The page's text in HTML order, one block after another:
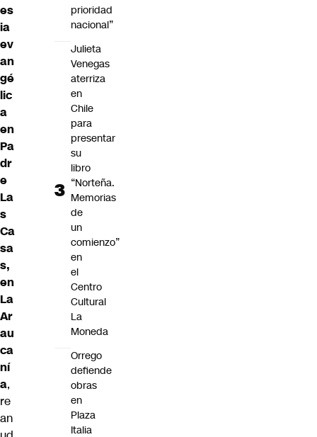
es
ia
ev
an
gé
lic
a
en
Pa
dr
e
La
s
Ca
sa
s,
en
La
Ar
au
ca
ní
a,
re
an
prioridad
nacional”
Julieta
Venegas
aterriza
en
Chile
para
presentar
su
libro
“Norteña.
Memorias
de
un
comienzo”
en
el
Centro
Cultural
La
Moneda
Orrego
defiende
obras
en
Plaza
Italia